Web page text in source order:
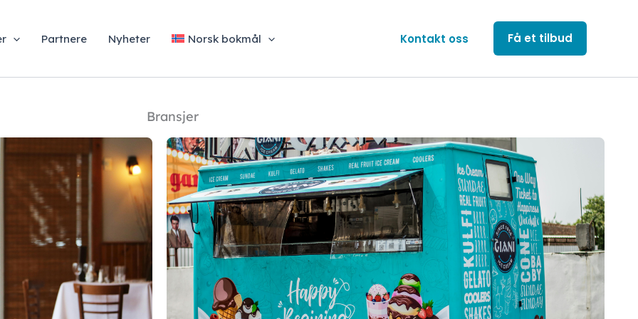
Partnere Nyheter Norsk bokmål Kontakt oss Få et tilbud
Bransjer